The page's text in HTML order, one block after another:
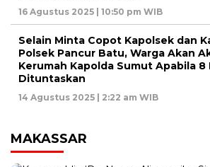
16 Agustus 2025 | 10:50 pm WIB
Selain Minta Copot Kapolsek dan
Polsek Pancur Batu, Warga Akan
Kerumah Kapolda Sumut Apabila 8
Dituntaskan
14 Agustus 2025 | 2:22 am WIB
MAKASSAR